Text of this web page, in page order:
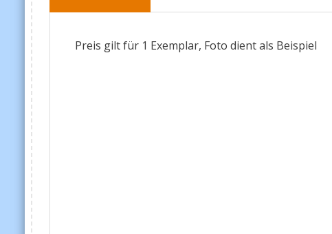
Preis gilt für 1 Exemplar, Foto dient als Beispiel